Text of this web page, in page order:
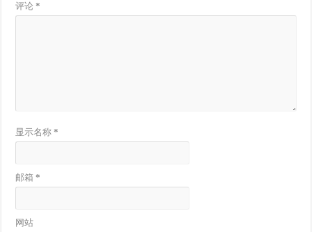
评论*
显示名称*
邮箱*
网站